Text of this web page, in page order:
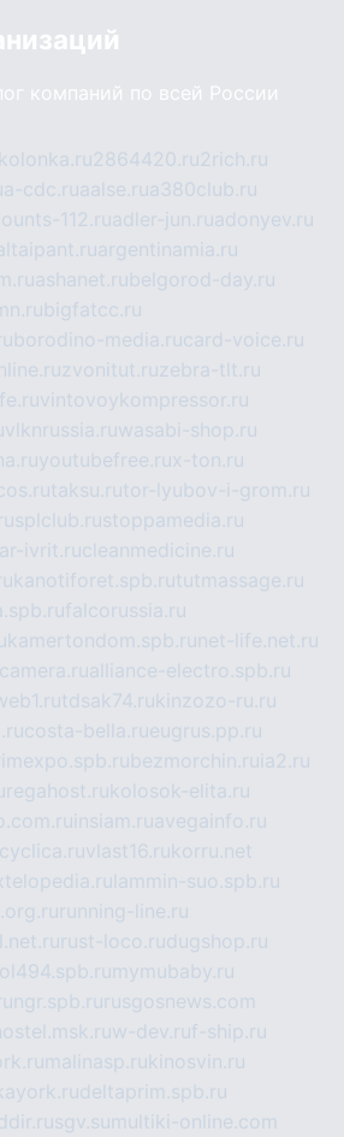
компаний по всей России
2864420.ru2rich.ru
a-cdc.ruaalse.rua380club.ru
112.ruadler-jun.ruadonyev.ru
argentinamia.ru
ashanet.rubelgorod-day.ru
bigfatcc.ru
borodino-media.rucard-voice.ru
zvonitut.ruzebra-tlt.ru
vintovoykompressor.ru
vlknrussia.ruwasabi-shop.ru
youtubefree.rux-ton.ru
taksu.rutor-lyubov-i-grom.ru
splclub.rustoppamedia.ru
ivrit.rucleanmedicine.ru
kanotiforet.spb.rututmassage.ru
falcorussia.ru
kamertondom.spb.ru net-life.net.ru
alliance-electro.spb.ru
tdsak74.rukinzozo-ru.ru
costa-bella.rueugrus.pp.ru
bezmorchin.ru ia2.ru
regahost.rukolosok-elita.ru
insiam.ruavegainfo.ru
vlast16.rukorru.net
lammin-suo.spb.ru
running-line.ru
rust-loco.rudugshop.ru
mymubaby.ru
ngr.spb.ru rusgosnews.com
w-dev.ruf-ship.ru
malinasp.rukinosvin.ru
deltaprim.spb.ru
sgv.su multiki-online.com